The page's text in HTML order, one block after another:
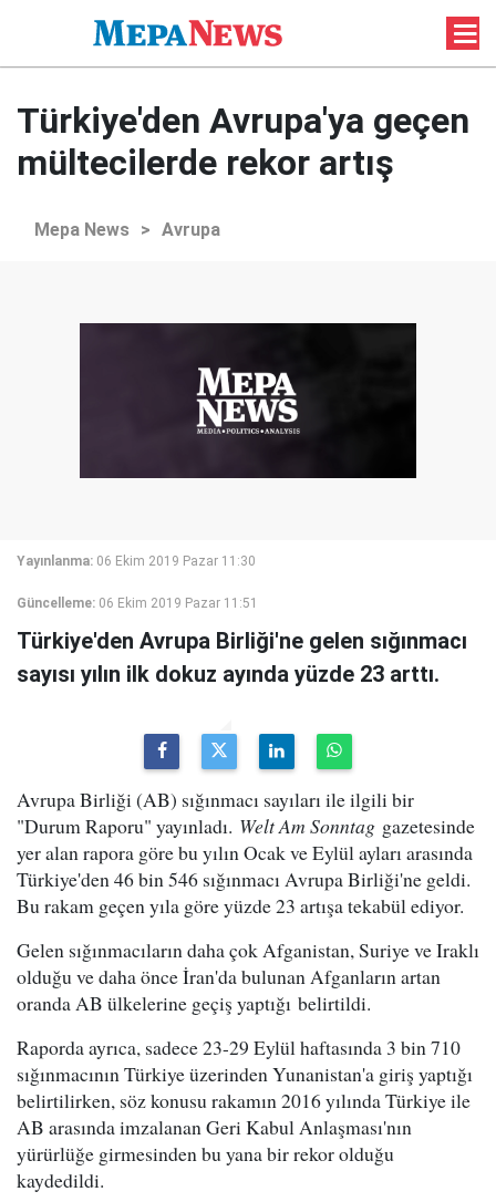
Türkiye'den Avrupa'ya geçen
mültecilerde rekor artış
Mepa News > Avrupa
Yayınlanma: 06 Ekim 2019 Pazar 11:30
Güncelleme: 06 Ekim 2019 Pazar 11:51
Türkiye'den Avrupa Birliği'ne gelen sığınmacı
sayısı yılın ilk dokuz ayında yüzde 23 arttı.
Avrupa Birliği (AB) sığınmacı sayıları ile ilgili bir
"Durum Raporu" yayınladı. Welt Am Sonntag gazetesinde
yer alan rapora göre bu yılın Ocak ve Eylül ayları arasında
Türkiye'den 46 bin 546 sığınmacı Avrupa Birliği'ne geldi.
Bu rakam geçen yıla göre yüzde 23 artışa tekabül ediyor.
Gelen sığınmacıların daha çok Afganistan, Suriye ve Iraklı
olduğu ve daha önce İran'da bulunan Afganların artan
oranda AB ülkelerine geçiş yaptığı belirtildi.
Raporda ayrıca, sadece 23-29 Eylül haftasında 3 bin 710
sığınmacının Türkiye üzerinden Yunanistan'a giriş yaptığı
belirtilirken, söz konusu rakamın 2016 yılında Türkiye ile
AB arasında imzalanan Geri Kabul Anlaşması'nın
yürürlüğe girmesinden bu yana bir rekor olduğu
kaydedildi.